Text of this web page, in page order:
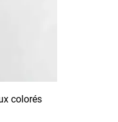
colorés